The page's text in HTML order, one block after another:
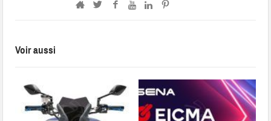
Voir aussi